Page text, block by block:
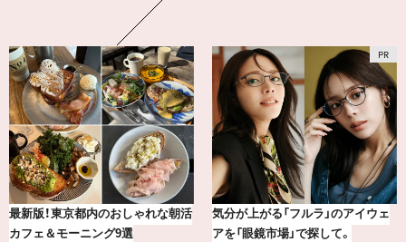
気分が上がる「フルラ」のアイウェ
アを「眼鏡市場」で探して。
おしゃれが即決まる！真夏の着こな
し7選【1週間コーデまとめ】